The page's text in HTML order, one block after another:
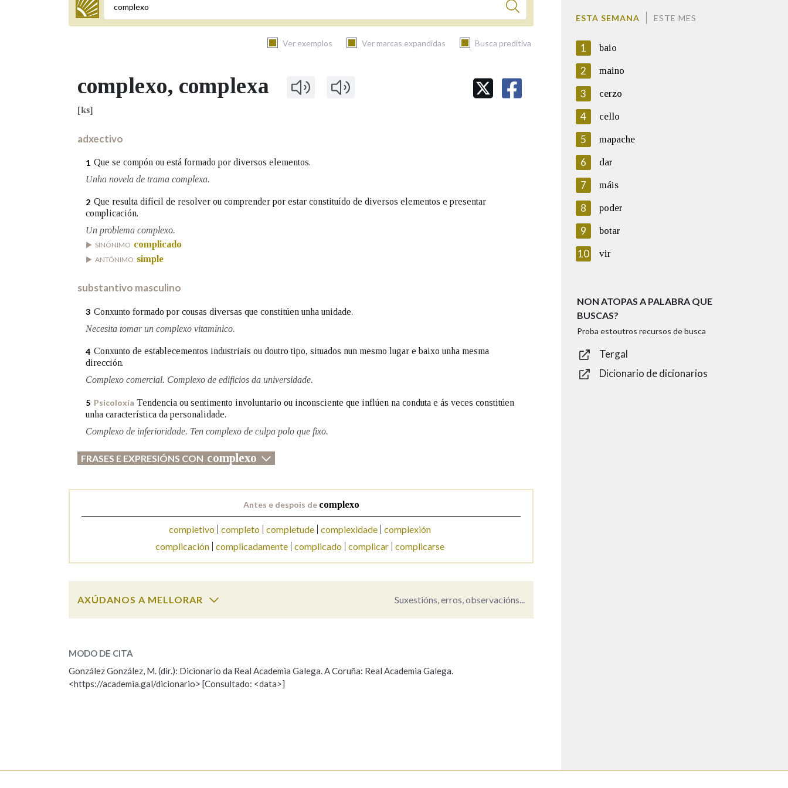
Termo a buscar
Ver exemplos Ver marcas expandidas Busca preditiva
BUSCAR NOS LEMAS
Comeza por
Remata por
Contén
BUSCAR NO CONTIDO
Nos exemplos
OUTRAS OPCIÓNS DE BUSCA
Marcas gramaticais
AXUDA NA BUSCA LIMPAR
complexo, complexa
[ks]
adxectivo
1 Que se compón ou está formado por diversos elementos.
Unha novela de trama complexa.
2 Que resulta difícil de resolver ou comprender por estar constituído de diversos elementos e presentar
complicación.
Un problema complexo.
SINÓNIMO complicado
ANTÓNIMO simple
substantivo masculino
3 Conxunto formado por cousas diversas que constitúen unha unidade.
Necesita tomar un complexo vitamínico.
4 Conxunto de establecementos industriais ou doutro tipo, situados nun mesmo lugar e baixo unha mesma
dirección.
Complexo comercial. Complexo de edificios da universidade.
5 Psicoloxía Tendencia ou sentimento involuntario ou inconsciente que inflúen na conduta e ás veces constitúen
unha característica da personalidade.
Complexo de inferioridade. Ten complexo de culpa polo que fixo.
FRASES E EXPRESIÓNS CON complexo
Antes e despois de complexo
completivo completo completude complexidade
complexión
complicación
complicadamente complicado complicar complicarse
AXÚDANOS A MELLORAR Suxestións, erros, observacións...
ESCOLLE UNHA OPCIÓN:
Observación Hai un erro na palabra Propoño mellorar a definición
MODO DE CITA
González González, M. (dir.): Dicionario da Real Academia Galega. A Coruña: Real Academia Galega.
<https://academia.gal/dicionario> [Consultado: <data>]
ESTA SEMANA ESTE MES
1 baio
2 maino
3 cerzo
4 cello
5 mapache
6 dar
7 máis
8 poder
9 botar
10 vir
NON ATOPAS A PALABRA QUE
BUSCAS?
Proba estoutros recursos de busca
Tergal
Dicionario de dicionarios